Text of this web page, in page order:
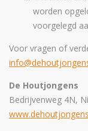
worden
voorgelegd
Voor vragen of
De Houtjongens
Bedrijvenweg 4N,